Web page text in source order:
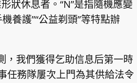
狀休息者。“N”是指隨機應變
養護”“公益剃頭”等特點辦
，我們獲得乞助信息后第一時
任務隊屢次上門為其供給法令